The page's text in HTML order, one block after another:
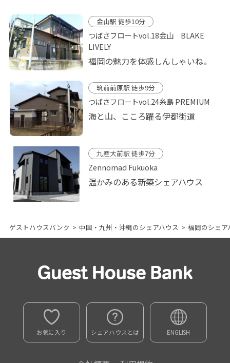
金山駅 徒歩10分
つばさフロートvol.18金山 BLAKE
LIVELY
福岡の魅力を体感しんしゃいね。
筑前前原駅 徒歩9分
つばさフロートvol.24糸島 PREMIUM
海と山、こころ躍る伊都街道
九産大前駅 徒歩7分
Zennomad Fukuoka
温かみのある新築シェアハウス
ゲストハウスバンク > 中国・九州・沖縄のシェアハウス > 福岡のシェア
お気に入り シェアハウスとは ENGLISH